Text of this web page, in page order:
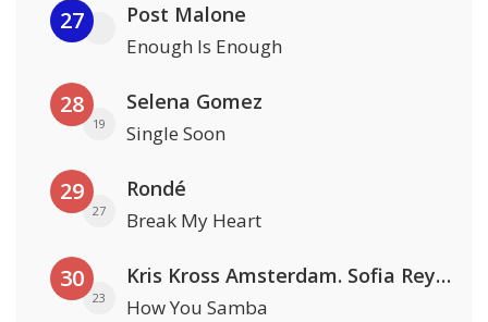
27 Post Malone
Enough Is Enough
28
19
Selena Gomez
Single Soon
29
27
Rondé
Break My Heart
30
23
Kris Kross Amsterdam. Sofia Reyes & Tinie Tempah
How You Samba